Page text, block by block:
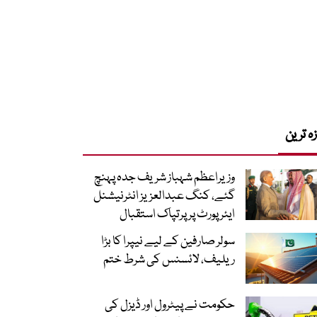
ترین
وزیراعظم شہباز شریف جدہ پہنچ
گئے، کنگ عبدالعزیز انٹرنیشنل
ایئر پورٹ پر پرتپاک استقبال
سولر صارفین کے لیے نیپرا کا بڑا
ریلیف، لائسنس کی شرط ختم
حکومت نے پیٹرول اور ڈیزل کی